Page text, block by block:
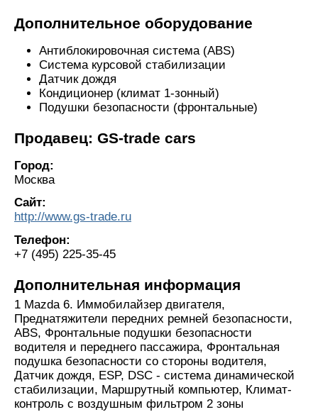
Дополнительное оборудование
Антиблокировочная система (ABS)
Система курсовой стабилизации
Датчик дождя
Кондиционер (климат 1-зонный)
Подушки безопасности (фронтальные)
Продавец: GS-trade cars
Город:
Москва
Сайт:
http://www.gs-trade.ru
Телефон:
+7 (495) 225-35-45
Дополнительная информация
1 Mazda 6. Иммобилайзер двигателя,
Преднатяжители передних ремней безопасности,
ABS, Фронтальные подушки безопасности
водителя и переднего пассажира, Фронтальная
подушка безопасности со стороны водителя,
Датчик дождя, ESP, DSC - система динамической
стабилизации, Маршрутный компьютер, Климат-
контроль с воздушным фильтром 2 зоны